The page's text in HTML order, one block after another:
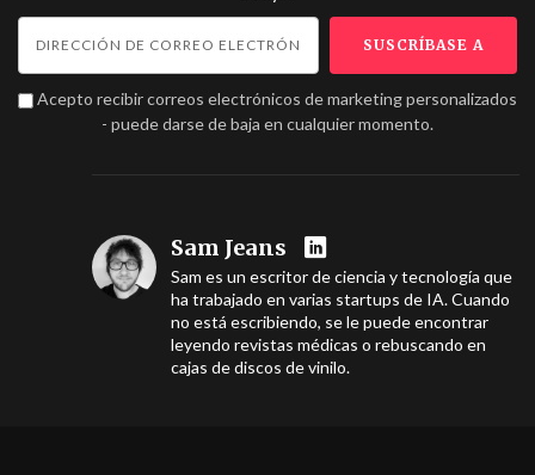
Acepto recibir correos electrónicos de marketing personalizados
- puede darse de baja en cualquier momento.
Sam Jeans
Sam es un escritor de ciencia y tecnología que
ha trabajado en varias startups de IA. Cuando
no está escribiendo, se le puede encontrar
leyendo revistas médicas o rebuscando en
cajas de discos de vinilo.